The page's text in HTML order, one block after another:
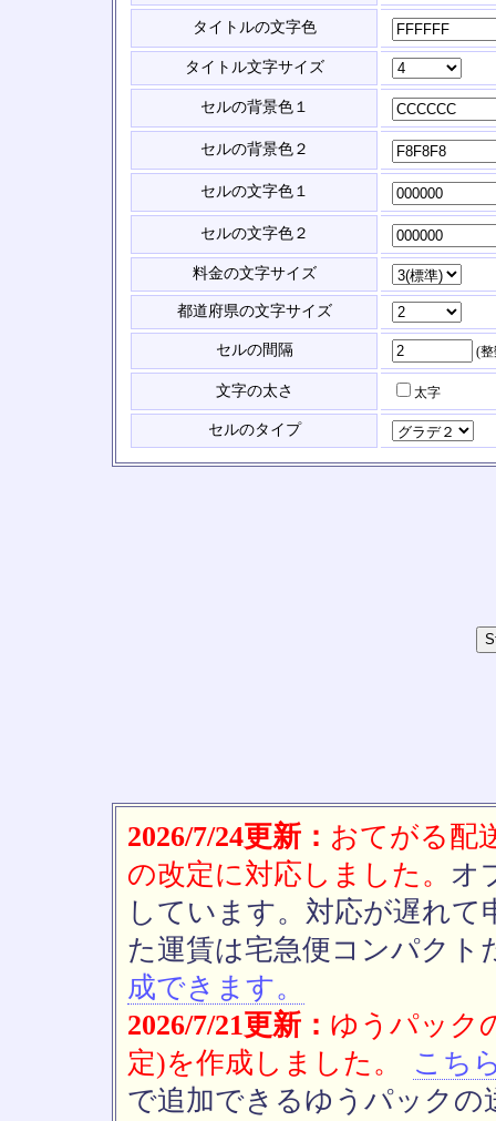
タイトルの文字色
タイトル文字サイズ
セルの背景色１
セルの背景色２
セルの文字色１
セルの文字色２
料金の文字サイズ
都道府県の文字サイズ
セルの間隔 (
文字の太さ 太字
セルのタイプ
2026/7/24更新： おてがる配
の改定に対応しました。 オ
しています。対応が遅れ
た運賃は宅急便コンパクト
成できます。
2026/7/21更新： ゆうパック
定)を作成しました。
こち
で追加できるゆうパックの